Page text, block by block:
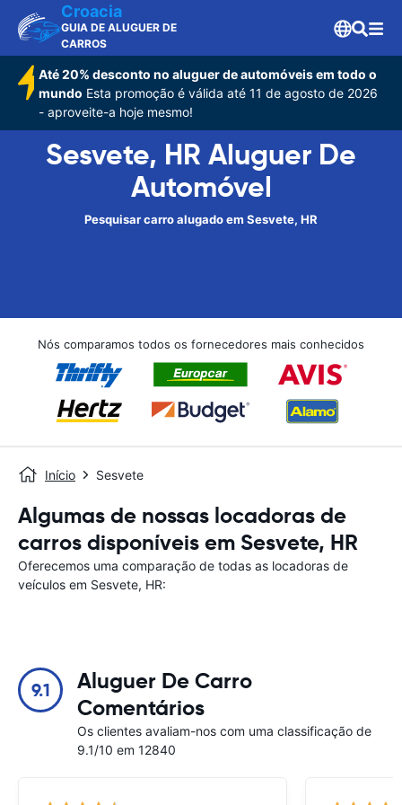
Croacia
GUIA DE ALUGUER DE
CARROS
Até 20% desconto no aluguer de automóveis em todo o
mundo Esta promoção é válida até 11 de agosto de 2026
- aproveite-a hoje mesmo!
Sesvete, HR Aluguer De
Automóvel
Pesquisar carro alugado em Sesvete, HR
Nós comparamos todos os fornecedores mais conhecidos
Início Sesvete
Algumas de nossas locadoras de
carros disponíveis em Sesvete, HR
Oferecemos uma comparação de todas as locadoras de
veículos em Sesvete, HR:
9.1
Aluguer De Carro
Comentários
Os clientes avaliam-nos com uma classificação de
9.1/10 em 12840